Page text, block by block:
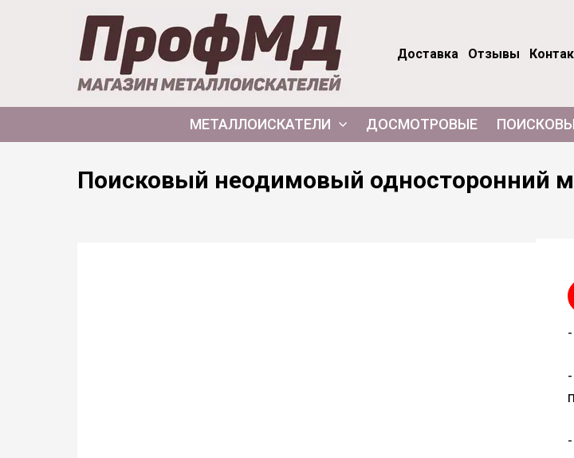
Доставка Отзывы
МЕТАЛЛОИСКАТЕЛИ ДОСМОТРОВЫЕ
Поисковый неодимовый односторонний